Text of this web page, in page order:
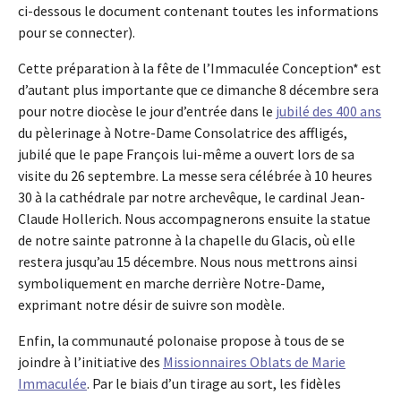
ci-dessous le document contenant toutes les informations
pour se connecter).
Cette préparation à la fête de l’Immaculée Conception* est
d’autant plus importante que ce dimanche 8 décembre sera
pour notre diocèse le jour d’entrée dans le jubilé des 400 ans
du pèlerinage à Notre-Dame Consolatrice des affligés,
jubilé que le pape François lui-même a ouvert lors de sa
visite du 26 septembre. La messe sera célébrée à 10 heures
30 à la cathédrale par notre archevêque, le cardinal Jean-
Claude Hollerich. Nous accompagnerons ensuite la statue
de notre sainte patronne à la chapelle du Glacis, où elle
restera jusqu’au 15 décembre. Nous nous mettrons ainsi
symboliquement en marche derrière Notre-Dame,
exprimant notre désir de suivre son modèle.
Enfin, la communauté polonaise propose à tous de se
joindre à l’initiative des Missionnaires Oblats de Marie
Immaculée. Par le biais d’un tirage au sort, les fidèles